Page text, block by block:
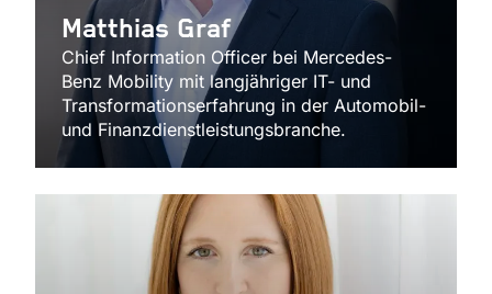
Matthias Graf
Chief Information Officer bei Mercedes-
Benz Mobility mit langjähriger IT- und
Transformationserfahrung in der Automobil-
und Finanzdienstleistungsbranche.